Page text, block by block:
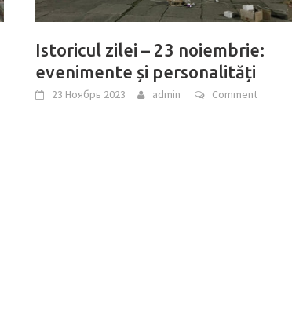
Istoricul zilei – 23 noiembrie:
evenimente și personalități
23 Ноябрь 2023 admin Comment